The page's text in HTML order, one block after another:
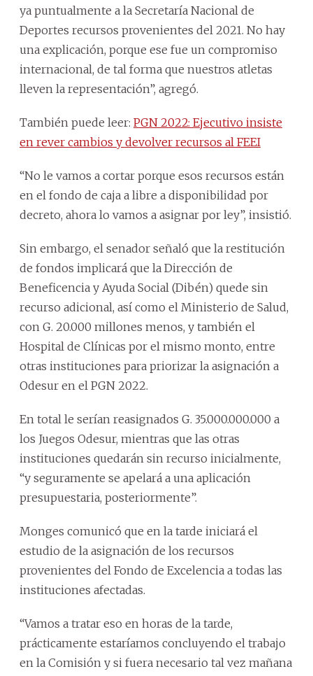
ya puntualmente a la Secretaría Nacional de
Deportes recursos provenientes del 2021. No hay
una explicación, porque ese fue un compromiso
internacional, de tal forma que nuestros atletas
lleven la representación”, agregó.
También puede leer: PGN 2022: Ejecutivo insiste
en rever cambios y devolver recursos al FEEI
“No le vamos a cortar porque esos recursos están
en el fondo de caja a libre a disponibilidad por
decreto, ahora lo vamos a asignar por ley”, insistió.
Sin embargo, el senador señaló que la restitución
de fondos implicará que la Dirección de
Beneficencia y Ayuda Social (Dibén) quede sin
recurso adicional, así como el Ministerio de Salud,
con G. 20.000 millones menos, y también el
Hospital de Clínicas por el mismo monto, entre
otras instituciones para priorizar la asignación a
Odesur en el PGN 2022.
En total le serían reasignados G. 35.000.000.000 a
los Juegos Odesur, mientras que las otras
instituciones quedarán sin recurso inicialmente,
“y seguramente se apelará a una aplicación
presupuestaria, posteriormente”.
Monges comunicó que en la tarde iniciará el
estudio de la asignación de los recursos
provenientes del Fondo de Excelencia a todas las
instituciones afectadas.
“Vamos a tratar eso en horas de la tarde,
prácticamente estaríamos concluyendo el trabajo
en la Comisión y si fuera necesario tal vez mañana